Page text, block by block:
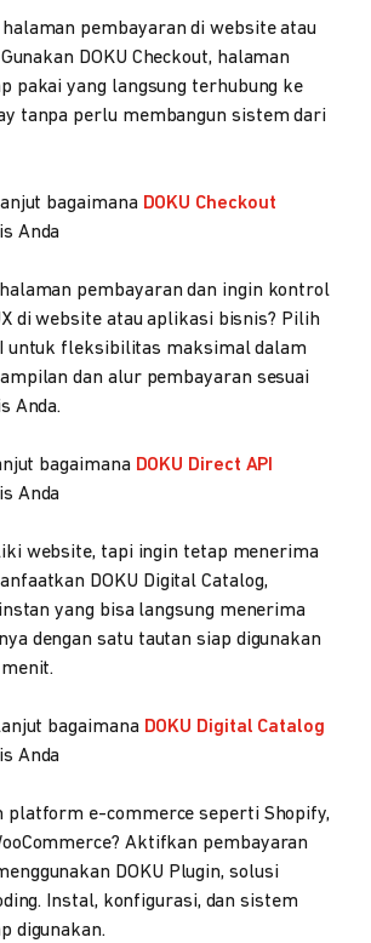
pembayaran di website atau
DOKU Checkout, halaman
pakai yang langsung terhubung ke
tanpa perlu membangun sistem dari
bagaimana DOKU Checkout
Anda
pembayaran dan ingin kontrol
di website atau aplikasi bisnis? Pilih
untuk fleksibilitas maksimal dalam
dan alur pembayaran sesuai
Anda.
bagaimana DOKU Direct API
Anda
website, tapi ingin tetap menerima
DOKU Digital Catalog,
yang bisa langsung menerima
dengan satu tautan siap digunakan
bagaimana DOKU Digital Catalog
Anda
platform e-commerce seperti Shopify,
Aktifkan pembayaran
DOKU Plugin, solusi
Instal, konfigurasi, dan sistem
digunakan.